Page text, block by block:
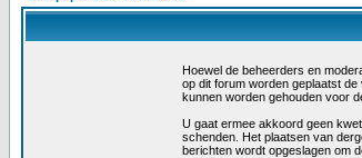
Hoewel de beheerders en
op dit forum worden geplaatst
kunnen worden gehouden voor
U gaat ermee akkoord geen
schenden. Het plaatsen van
berichten wordt opgeslagen om